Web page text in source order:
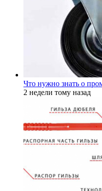
Что нужно знать о
2 недели тому назад